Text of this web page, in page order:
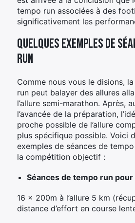
tempo run associées à des
significativement les
Quelques exemples de
run
Comme nous vous le disions,
run peut balayer des allures
l’allure semi-marathon. Après,
l’avancée de la préparation,
proche possible de l’allure
plus spécifique possible. Voici
exemples de séances de
la compétition objectif :
Séances de tempo run pour
16 x 200m à l’allure 5 km
distance d’effort en course